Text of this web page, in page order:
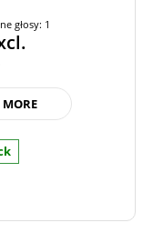
głosy: 1
MORE